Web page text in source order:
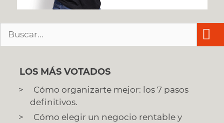
LOS MÁS VOTADOS
Cómo organizarte mejor: los 7 pasos
definitivos.
Cómo elegir un negocio rentable y